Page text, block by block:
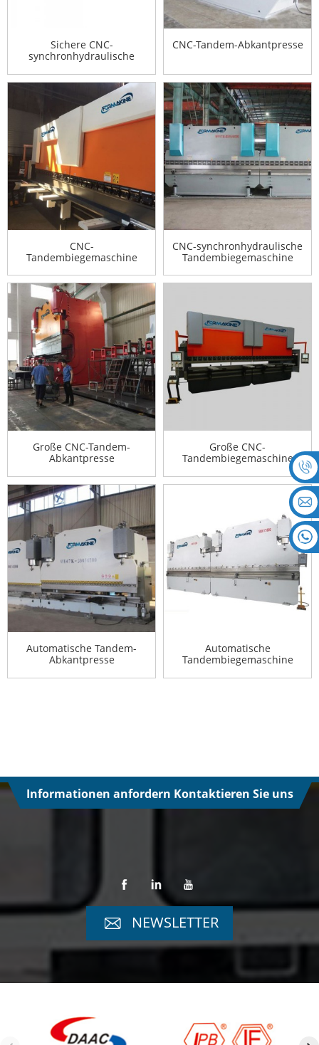
Sichere CNC-
synchronhydraulische
CNC-Tandem-Abkantpresse
CNC-
Tandembiegemaschine
CNC-synchronhydraulische
Tandembiegemaschine
Große CNC-Tandem-
Abkantpresse
Große CNC-
Tandembiegemaschine
Automatische Tandem-
Abkantpresse
Automatische
Tandembiegemaschine
Informationen anfordern Kontaktieren Sie uns
NEWSLETTER